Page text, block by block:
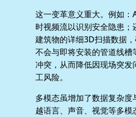
这一变革意义重大。例如：
时视频流以识别安全隐患；
建筑物的详细3D扫描数据
不会与即将安装的管道线槽
冲突，从而降低因现场突发
工风险。
多模态虽增加了数据复杂度
越语言、声音、视觉等多模